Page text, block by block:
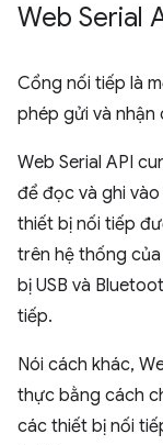
Web Serial
Cổng nối tiếp là
phép gửi và
Web Serial API
để đọc và ghi
thiết bị nối tiếp
trên hệ thống
bị USB và
tiếp.
Nói cách khác,
thực bằng cách
các thiết bị nối